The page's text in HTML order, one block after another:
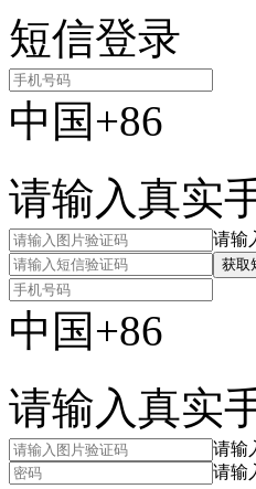
短信登录
中国+86
请输入真实
请输
获取
中国+86
请输入真实
请输
请输